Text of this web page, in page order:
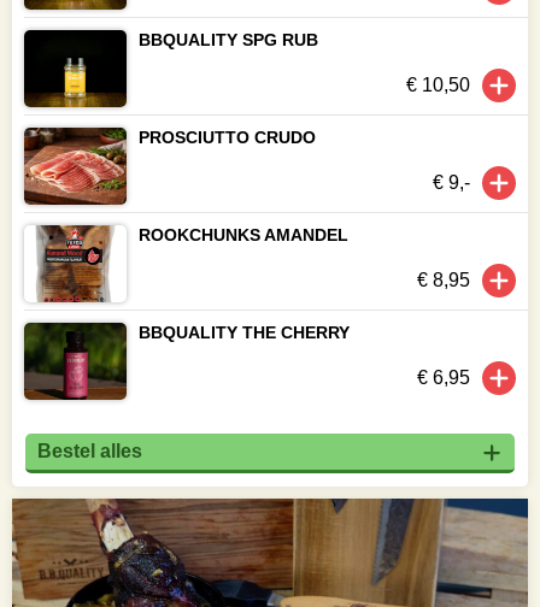
BBQUALITY SPG RUB
€ 10,50
PROSCIUTTO CRUDO
€ 9,-
ROOKCHUNKS AMANDEL
€ 8,95
BBQUALITY THE CHERRY
€ 6,95
Bestel alles